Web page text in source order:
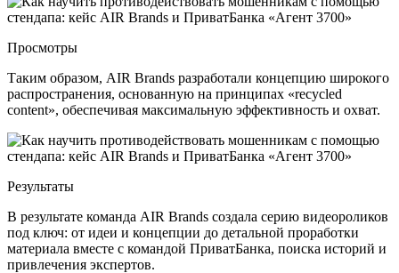
Просмотры
Таким образом, AIR Brands разработали концепцию широкого
распространения, основанную на принципах «recycled
content», обеспечивая максимальную эффективность и охват.
Результаты
В результате команда AIR Brands создала серию видеороликов
под ключ: от идеи и концепции до детальной проработки
материала вместе с командой ПриватБанка, поиска историй и
привлечения экспертов.